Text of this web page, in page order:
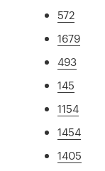
572
1679
493
145
1154
1454
1405